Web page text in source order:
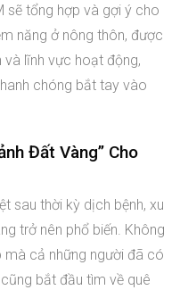
sẽ tổng hợp và gợi ý cho
năng ở nông thôn, được
lĩnh vực hoạt động,
chóng bắt tay vào
Đất Vàng” Cho
sau thời kỳ dịch bệnh, xu
trở nên phổ biến. Không
mà cả những người đã có
bắt đầu tìm về quê